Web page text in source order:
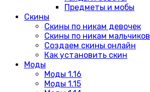
Предметы и мобы
Скины
Скины по никам девочек
Скины по никам мальчиков
Создаем скины онлайн
Как установить скин
Моды
Моды 1.16
Моды 1.15